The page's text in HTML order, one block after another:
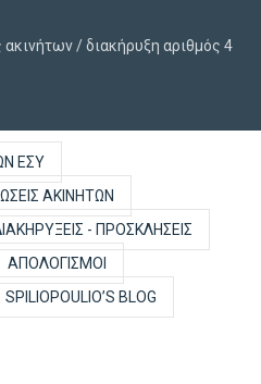
/ διακήρυξη αριθμός 4
ΕΣΥ
ΑΚΙΝΉΤΩΝ
- ΠΡΟΣΚΛΉΣΕΙΣ
ΑΠΟΛΟΓΙΣΜΟΊ
SPILIOPOULIO’S BLOG